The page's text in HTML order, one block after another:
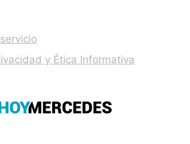
y Ética Informativa